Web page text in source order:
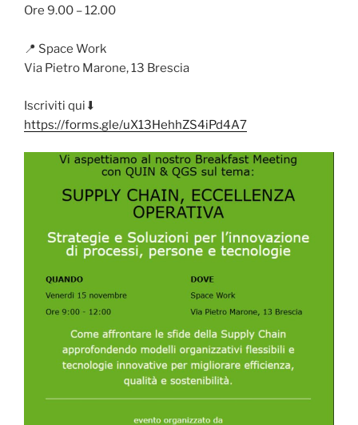
Ore 9.00 – 12.00
📍 Space Work
Via Pietro Marone, 13 Brescia
Iscriviti qui⬇
https://forms.gle/uX13HehhZS4iPd4A7